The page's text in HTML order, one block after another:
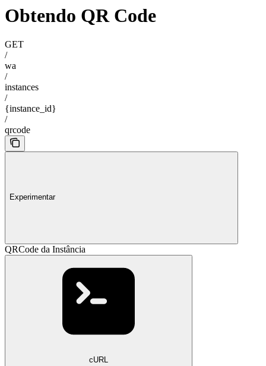
Obtendo QR Code
GET
/
wa
/
instances
/
{instance_id}
/
qrcode
Experimentar
QRCode da Instância
cURL